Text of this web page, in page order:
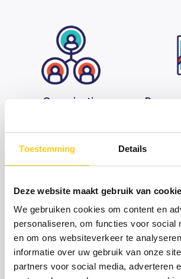
Toestemming Details
Deze website maakt gebruik van
We gebruiken cookies om content en
personaliseren, om functies voor social
en om ons websiteverkeer te
informatie over uw gebruik van onze
partners voor social media, adverteren
Organisatie
Projectbeheersing